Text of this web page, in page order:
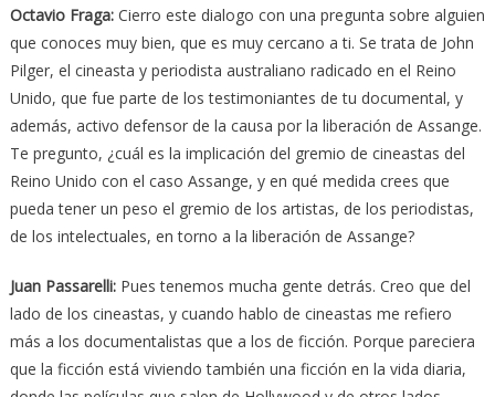
Octavio Fraga:Cierro este dialogo con una pregunta sobre alguien
que conoces muy bien, que es muy cercano a ti. Se trata de John
Pilger, el cineasta y periodista australiano radicado en el Reino
Unido, que fue parte de los testimoniantes de tu documental, y
además, activo defensor de la causa por la liberación de Assange.
Te pregunto, ¿cuál es la implicación del gremio de cineastas del
Reino Unido con el caso Assange, y en qué medida crees que
pueda tener un peso el gremio de los artistas, de los periodistas,
de los intelectuales, en torno a la liberación de Assange?
Juan Passarelli:Pues tenemos mucha gente detrás. Creo que del
lado de los cineastas, y cuando hablo de cineastas me refiero
más a los documentalistas que a los de ficción. Porque pareciera
que la ficción está viviendo también una ficción en la vida diaria,